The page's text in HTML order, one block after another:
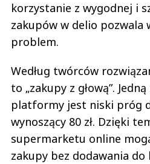
korzystanie z wygodnej i
zakupów w delio pozwala
problem.
Według twórców
to „zakupy z głową”.
platformy jest niski próg
wynoszący 80 zł. Dzięki
supermarketu online
zakupy bez dodawania do